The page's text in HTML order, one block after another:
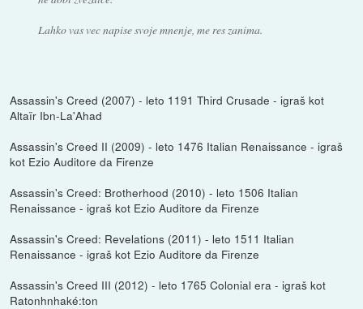
Lahko vas vec napise svoje mnenje, me res zanima.
Assassin's Creed (2007) - leto 1191 Third Crusade - igraš kot
Altaïr Ibn-La'Ahad
Assassin's Creed II (2009) - leto 1476 Italian Renaissance - igraš
kot Ezio Auditore da Firenze
Assassin's Creed: Brotherhood (2010) - leto 1506 Italian
Renaissance - igraš kot Ezio Auditore da Firenze
Assassin's Creed: Revelations (2011) - leto 1511 Italian
Renaissance - igraš kot Ezio Auditore da Firenze
Assassin's Creed III (2012) - leto 1765 Colonial era - igraš kot
Ratonhnhaké:ton